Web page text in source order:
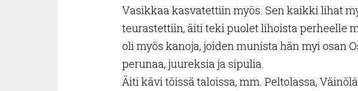
Vasikkaa kasvatettiin myös. Sen kaikki lihat
teurastettiin, äiti teki puolet lihoista perheelle
oli myös kanoja, joiden munista hän myi osan
perunaa, juureksia ja sipulia.
Äiti kävi töissä taloissa, mm. Peltolassa,